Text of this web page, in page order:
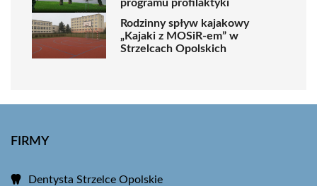
programu profilaktyki
Rodzinny spływ kajakowy
„Kajaki z MOSiR-em” w
Strzelcach Opolskich
FIRMY
Dentysta Strzelce Opolskie